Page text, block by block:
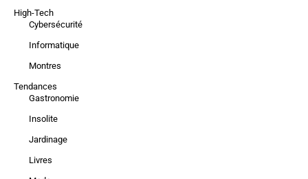
High-Tech
Cybersécurité
Informatique
Montres
Tendances
Gastronomie
Insolite
Jardinage
Livres